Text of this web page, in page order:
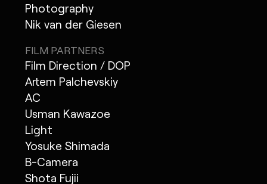
Photography
Nik van der Giesen
FILM PARTNERS
Film Direction / DOP
Artem Palchevskiy
AC
Usman Kawazoe
Light
Yosuke Shimada
B-Camera
Shota Fujii